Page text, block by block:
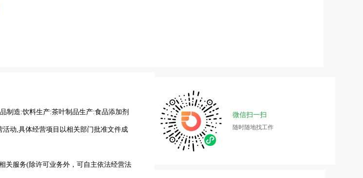
制造:饮料生产:茶叶制品生产:食品添加剂
动,具体经营项目以相关部门批准文件成
关服务(除许可业务外，可自主依法经营法
微信扫一扫
随时随地找工作